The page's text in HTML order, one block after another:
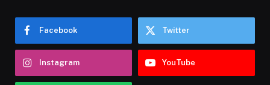
Facebook Twitter
Instagram YouTube